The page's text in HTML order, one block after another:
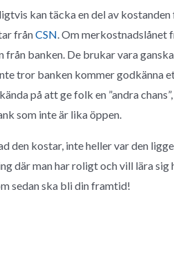
kan täcka en del av
frånCSN. Om merkostnadslånet
banken. De brukar vara
tror banken kommer godkänna
på att ge folk en ”andra
som inte är lika öppen.
den kostar, inte heller var den
där man har roligt och vill lära sig
sedan ska bli din framtid!